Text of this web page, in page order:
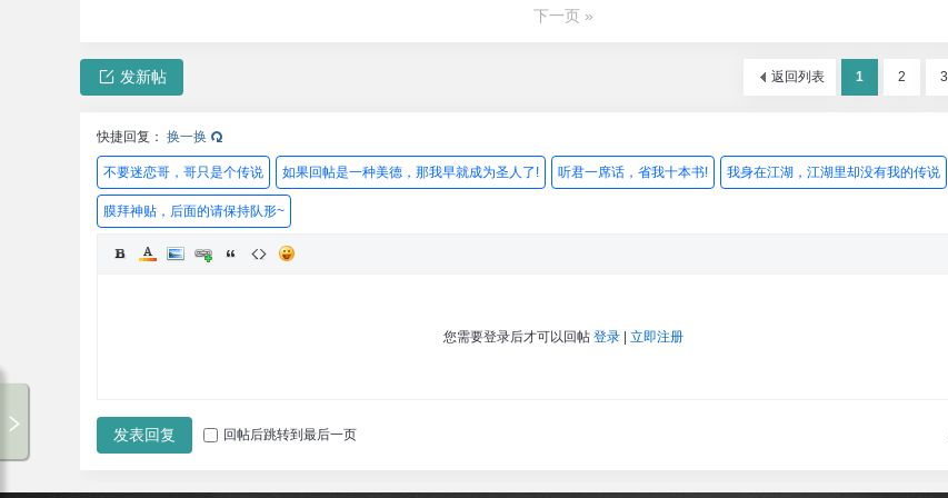
下一页 »
1 2 3
返回列表
发新帖
快捷回复： 换一换
不要迷恋哥，哥只是个传说 如果回帖是一种美德，那我早就成为圣人了! 听君一席话，省我十本书! 我身在江湖，江湖里却没有我的传说
膜拜神贴，后面的请保持队形~
您需要登录后才可以回帖 登录 立即注册
发表回复 回帖后跳转到最后一页
专辑循环